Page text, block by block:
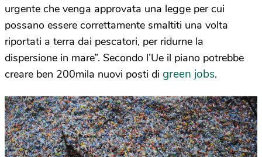
urgente che venga approvata una legge per cui
possano essere correttamente smaltiti una volta
riportati a terra dai pescatori, per ridurne la
dispersione in mare”. Secondo l’Ue il piano potrebbe
creare ben 200mila nuovi posti di green jobs.